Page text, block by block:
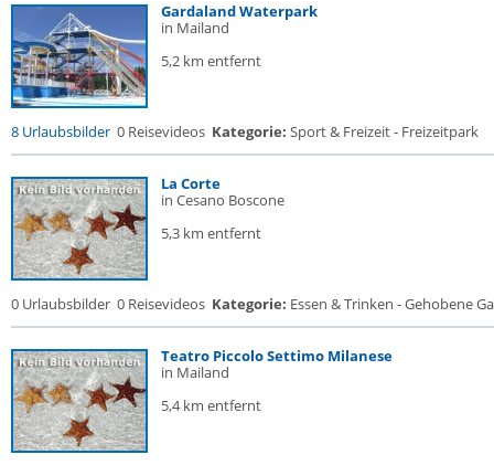
Gardaland Waterpark
in Mailand
5,2 km entfernt
8 Urlaubsbilder 0 Reisevideos Kategorie: Sport & Freizeit - Freizeitpark
La Corte
in Cesano Boscone
5,3 km entfernt
0 Urlaubsbilder 0 Reisevideos Kategorie: Essen & Trinken - Gehobene
Teatro Piccolo Settimo Milanese
in Mailand
5,4 km entfernt